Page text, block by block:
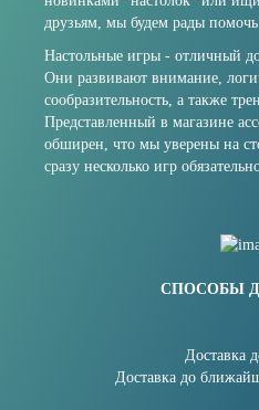
друзьям, мы будем рады
Настольные игры - отличный
Они развивают внимание,
сообразительность, а также
Представленный в магазине
обширен, что мы уверены на
сразу несколько игр
СПОСОБЫ
Доставка
Доставка до